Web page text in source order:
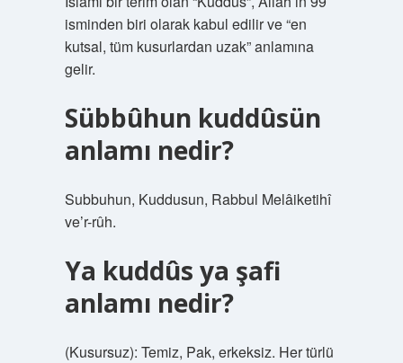
isminden biri olarak kabul edilir ve “en
kutsal, tüm kusurlardan uzak” anlamına
gelir.
Sübbûhun kuddûsün
anlamı nedir?
Subbuhun, Kuddusun, Rabbul Melâiketihî
ve’r-rûh.
Ya kuddûs ya şafi
anlamı nedir?
(Kusursuz): Temiz, Pak, erkeksiz. Her türlü